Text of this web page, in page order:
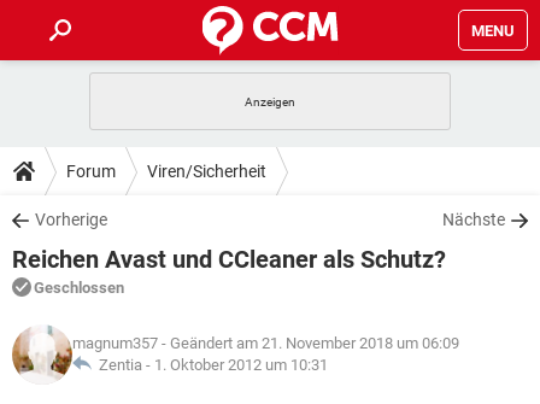
MENU
ANDROID
WINDOWS 10
WHATSAPP TIKTOK
FACEBOOK
TIPPS & TRICKS
SPIELE
WINDOWS 10
WHATSAPP
FACEBOOK HARDWARE
DOWNLOADS
SPIELE STREAMING
ANDROID
WINDOWS 10 INSTAGRAM
WHATSAPP
FORUM
SPIELE
ANDROID IOS
LEXIKON
SPIELE
Forum Viren/Sicherheit
Vorherige Nächste
Reichen Avast und CCleaner als Schutz?
Geschlossen
magnum357 - Geändert am 21. November 2018 um 06:09
Zentia - 1. Oktober 2012 um 10:31